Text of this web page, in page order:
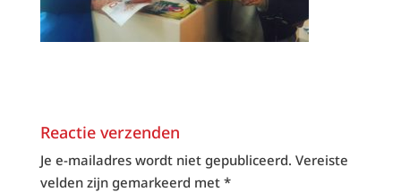
Reactie verzenden
Je e-mailadres wordt niet gepubliceerd. Vereiste
velden zijn gemarkeerd met *